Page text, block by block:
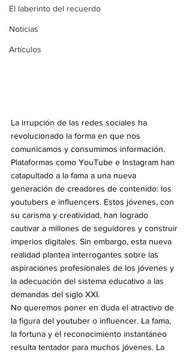
El laberinto del recuerdo
Noticias
Artículos
La irrupción de las redes sociales ha
revolucionado la forma en que nos
comunicamos y consumimos información.
Plataformas como YouTube e Instagram han
catapultado a la fama a una nueva
generación de creadores de contenido: los
youtubers e influencers. Estos jóvenes, con
su carisma y creatividad, han logrado
cautivar a millones de seguidores y construir
imperios digitales. Sin embargo, esta nueva
realidad plantea interrogantes sobre las
aspiraciones profesionales de los jóvenes y
la adecuación del sistema educativo a las
demandas del siglo XXI.
No queremos poner en duda el atractivo de
la figura del youtuber o influencer. La fama,
la fortuna y el reconocimiento instantáneo
resulta tentador para muchos jóvenes. La